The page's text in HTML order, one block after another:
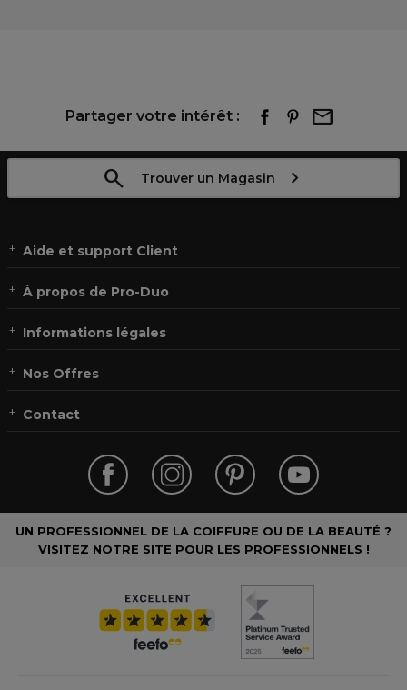
Partager votre intérêt :
Trouver un Magasin
Aide et support Client
À propos de Pro-Duo
Informations légales
Nos Offres
Contact
UN PROFESSIONNEL DE LA COIFFURE OU DE LA BEAUTÉ ?
VISITEZ NOTRE SITE POUR LES PROFESSIONNELS !